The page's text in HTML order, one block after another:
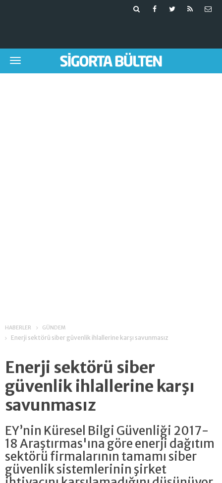
HABERLER GÜNDEM
Enerji sektörü siber güvenlik ihlallerine karşı savunmasız
Enerji sektörü siber
güvenlik ihlallerine karşı
savunmasız
EY’nin Küresel Bilgi Güvenliği 2017-
18 Araştırmas'ına göre enerji dağıtım
sektörü firmalarının tamamı siber
güvenlik sistemlerinin şirket